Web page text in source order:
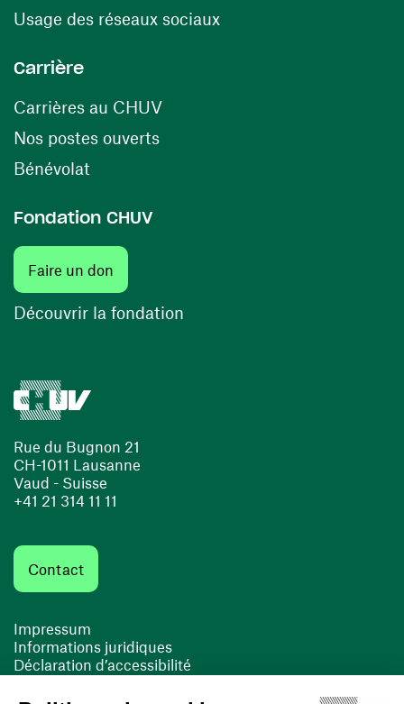
Rue du Bugnon 21
CH-1011 Lausanne
Vaud - Suisse
+41 21 314 11 11
Contact
Impressum
Informations juridiques
Déclaration d’accessibilité
Usage des réseaux sociaux(opens in a new
Carrière
Carrières au CHUV(opens in a new window)
Nos postes ouverts(opens in a new window)
Bénévolat
Fondation CHUV
Faire un don
Découvrir la fondation